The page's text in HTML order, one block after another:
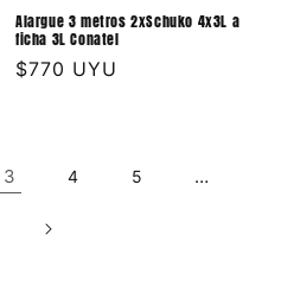
Alargue 3 metros 2xSchuko 4x3L a
ficha 3L Conatel
Precio
$770 UYU
3 4 5 …